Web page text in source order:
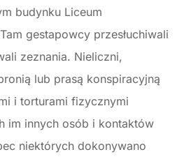
budynku Liceum
gestapowcy przesłuchiwali
zeznania. Nieliczni,
lub prasą konspiracyjną
i torturami fizycznymi
im innych osób i kontaktów
niektórych dokonywano